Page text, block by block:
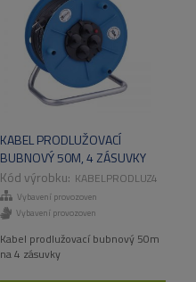
KABEL PRODLUŽOVACÍ
BUBNOVÝ 50M, 4 ZÁSUVKY
KABELPRODLUZ4
Vybavení provozoven
Vybavení provozoven
Kabel prodlužovací bubnový 50m
na 4 zásuvky